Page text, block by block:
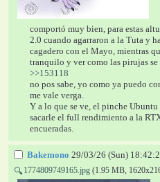
comportó muy bien, para estas
2.0 cuando agarraron a la Tuta y
cagadero con el Mayo, mientras
tranquilo y ver como las pirujas se
>>153118
no pos sabe, yo como ya puedo
me vale verga.
Y a lo que se ve, el pinche
sacarle el full rendimiento a la
encueradas.
Bakemono 29/03/26 (Sun)
🔍 1774809749165.jpg (1.95 MB,